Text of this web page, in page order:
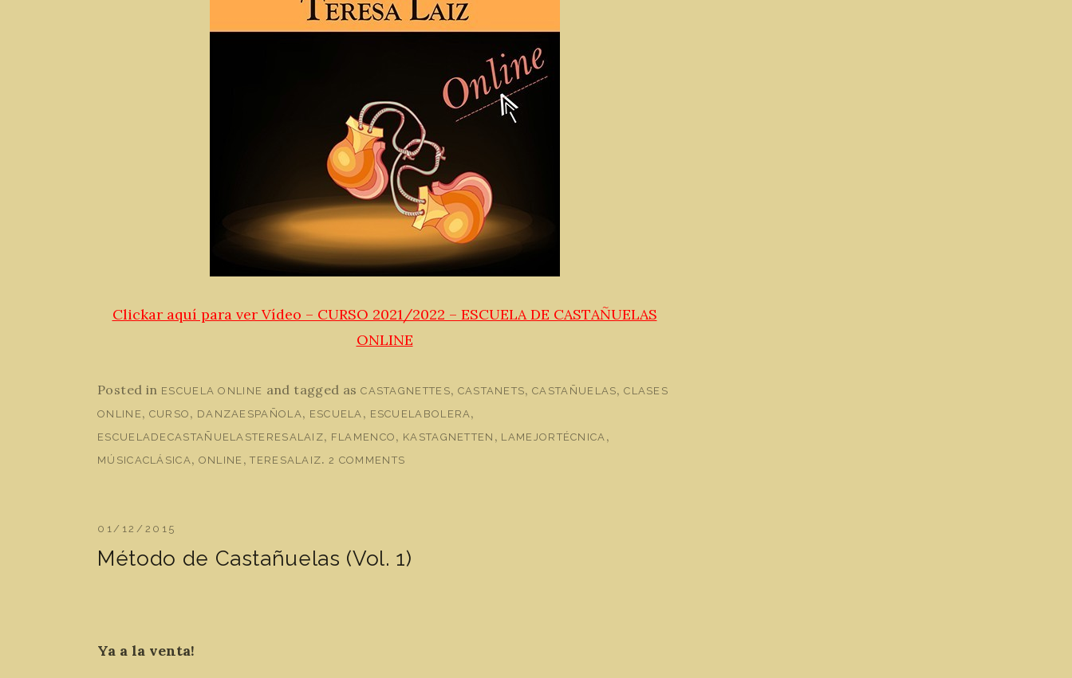
Clickar aquí para ver Vídeo – CURSO 2021/2022 – ESCUELA DE CASTAÑUELAS
ONLINE
Posted in ESCUELA ONLINE and tagged asCASTAGNETTES, CASTANETS,CASTAÑUELAS,CLASES
ONLINE , CURSO , DANZAESPAÑOLA, ESCUELA , ESCUELABOLERA,
ESCUELADECASTAÑUELASTERESALAIZ, FLAMENCO , KASTAGNETTEN , LAMEJORTÉCNICA ,
MÚSICACLÁSICA, ONLINE ,TERESALAIZ.2 COMMENTS
Método de Castañuelas (Vol. 1)
01/12/2015
Ya a la venta!